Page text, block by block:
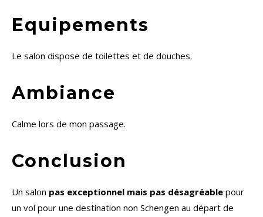
Equipements
Le salon dispose de toilettes et de douches.
Ambiance
Calme lors de mon passage.
Conclusion
Un salon pas exceptionnel mais pas désagréable pour
un vol pour une destination non Schengen au départ de